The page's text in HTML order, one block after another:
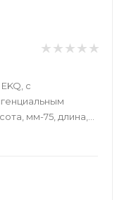
с
мм-75, длина,
Вт